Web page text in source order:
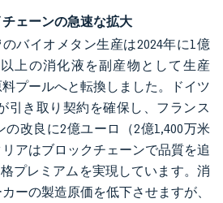
ェーンの急速な拡大
バイオメタン生産は2024年に1億
上の消化液を副産物として生産
プールへと転換しました。ドイツ
引き取り契約を確保し、フランス
改良に2億ユーロ（2億1,400万米
アはブロックチェーンで品質を追
プレミアムを実現しています。消
ーの製造原価を低下させますが、